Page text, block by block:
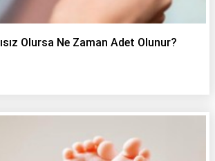
Olursa Ne Zaman Adet Olunur?